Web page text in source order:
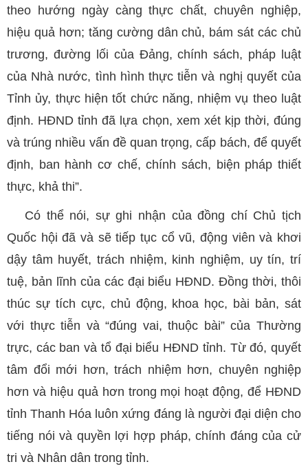
theo hướng ngày càng thực chất, chuyên nghiệp,
hiệu quả hơn; tăng cường dân chủ, bám sát các chủ
trương, đường lối của Đảng, chính sách, pháp luật
của Nhà nước, tình hình thực tiễn và nghị quyết của
Tỉnh ủy, thực hiện tốt chức năng, nhiệm vụ theo luật
định. HĐND tỉnh đã lựa chọn, xem xét kịp thời, đúng
và trúng nhiều vấn đề quan trọng, cấp bách, để quyết
định, ban hành cơ chế, chính sách, biện pháp thiết
thực, khả thi”.
Có thể nói, sự ghi nhận của đồng chí Chủ tịch
Quốc hội đã và sẽ tiếp tục cổ vũ, động viên và khơi
dậy tâm huyết, trách nhiệm, kinh nghiệm, uy tín, trí
tuệ, bản lĩnh của các đại biểu HĐND. Đồng thời, thôi
thúc sự tích cực, chủ động, khoa học, bài bản, sát
với thực tiễn và “đúng vai, thuộc bài” của Thường
trực, các ban và tổ đại biểu HĐND tỉnh. Từ đó, quyết
tâm đổi mới hơn, trách nhiệm hơn, chuyên nghiệp
hơn và hiệu quả hơn trong mọi hoạt động, để HĐND
tỉnh Thanh Hóa luôn xứng đáng là người đại diện cho
tiếng nói và quyền lợi hợp pháp, chính đáng của cử
tri và Nhân dân trong tỉnh.